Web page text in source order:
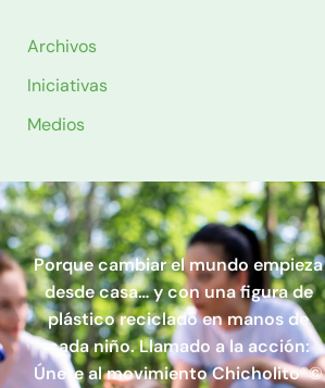
Archivos
Iniciativas
Medios
Porque cambiar el mundo empieza
desde casa… y con una figura de
plástico reciclado en manos de
cada niño. Llamado a la acción:
Únete al movimiento Chicholito®©